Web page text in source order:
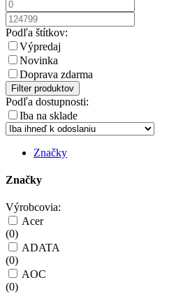
Podľa štítkov:
Výpredaj
Novinka
Doprava zdarma
Filter produktov
Podľa dostupnosti:
Iba na sklade
Značky
Značky
Výrobcovia:
Acer
(0)
ADATA
(0)
AOC
(0)